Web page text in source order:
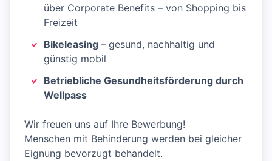
über Corporate Benefits – von Shopping bis
Freizeit
Bikeleasing – gesund, nachhaltig und
günstig mobil
Betriebliche Gesundheitsförderung durch
Wellpass
Wir freuen uns auf Ihre Bewerbung!
Menschen mit Behinderung werden bei gleicher
Eignung bevorzugt behandelt.